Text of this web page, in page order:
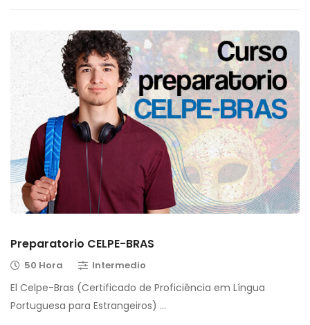
Preparatorio CELPE-BRAS
50 Hora Intermedio
El Celpe-Bras (Certificado de Proficiência em Língua
Portuguesa para Estrangeiros) …